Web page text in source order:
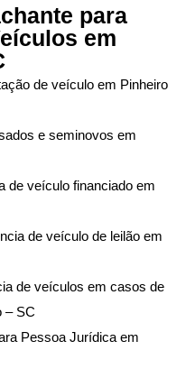
para
em
de veículo em Pinheiro
e seminovos em
de veículo financiado em
de veículo de leilão em
de veículos em casos de
– SC
Pessoa Jurídica em